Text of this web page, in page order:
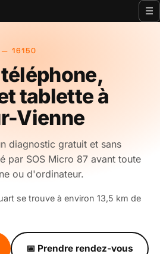
☰
— 16150
tablette à
Vienne
diagnostic gratuit et sans
par SOS Micro 87 avant toute
ou d'ordinateur.
se trouve à environ 13,5 km de
📅 Prendre rendez-vous